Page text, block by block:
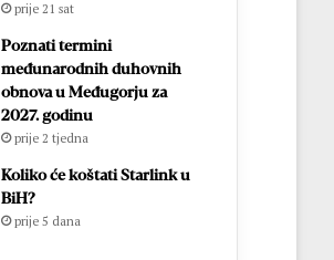
prije 21 sat
Poznati termini
međunarodnih duhovnih
obnova u Međugorju za
2027. godinu
prije 2 tjedna
Koliko će koštati Starlink u
BiH?
prije 5 dana